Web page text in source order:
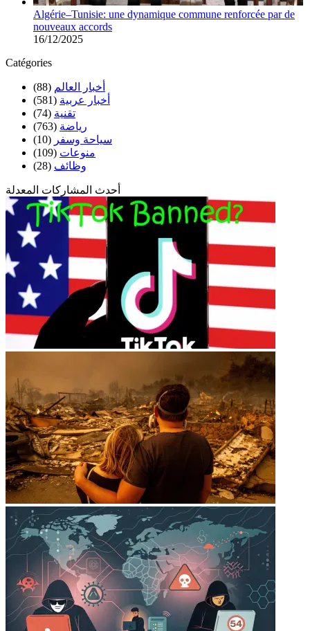
Algérie–Tunisie: une dynamique commune renforcée par de
nouveaux accords
16/12/2025
Catégories
أخبار العالم (88)
أخبار عربية (581)
تقنية (74)
رياضة (763)
سياحة وسفر (10)
منوعات (109)
وظائف (28)
أحدث المشاركات المعدلة